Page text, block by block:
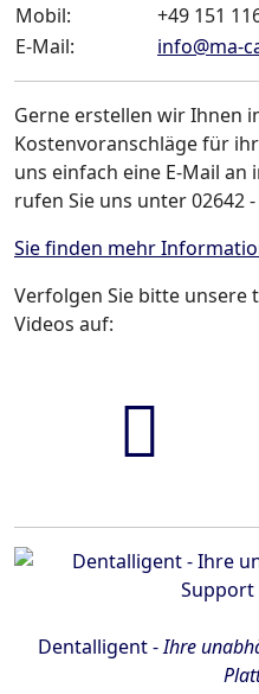
Mobil:
+49 151
E-Mail:
info@ma-
Gerne erstellen wir Ihnen
Kostenvoranschläge für
uns einfach eine E-Mail an
rufen Sie uns unter 02642 -
Sie finden mehr
Verfolgen Sie bitte unsere
Videos auf:
Dentalligent -Ihre